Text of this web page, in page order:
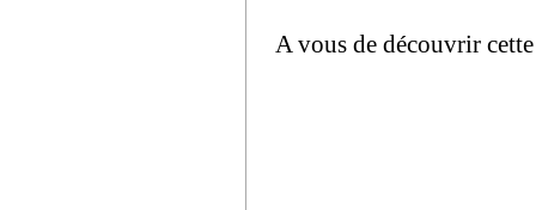
A vous de découvrir